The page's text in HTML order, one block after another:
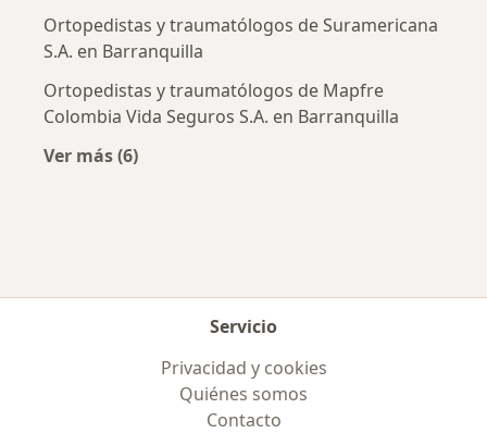
Ortopedistas y traumatólogos de Suramericana
S.A. en Barranquilla
Ortopedistas y traumatólogos de Mapfre
Colombia Vida Seguros S.A. en Barranquilla
Ver más (6)
Servicio
Privacidad y cookies
Quiénes somos
Contacto